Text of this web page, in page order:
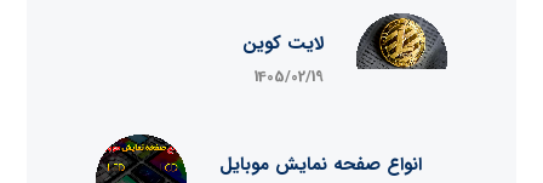
لایت کوین
1405/02/19
انواع صفحه نمایش موبایل